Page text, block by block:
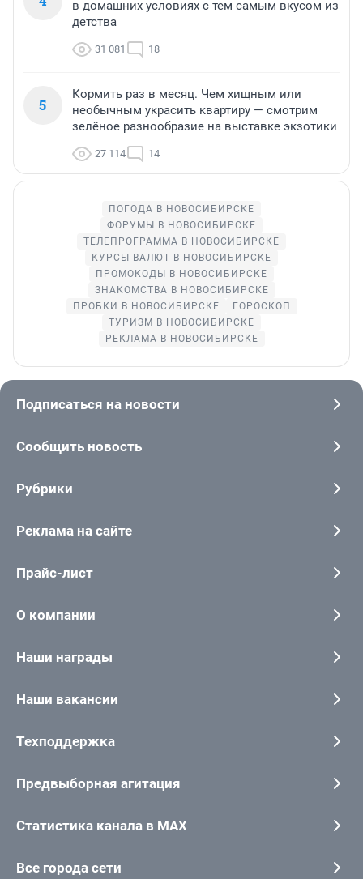
в домашних условиях с тем самым вкусом из
детства
31 081 18
5
Кормить раз в месяц. Чем хищным или
необычным украсить квартиру — смотрим
зелёное разнообразие на выставке экзотики
27 114 14
ПОГОДА В НОВОСИБИРСКЕ
ФОРУМЫ В НОВОСИБИРСКЕ
ТЕЛЕПРОГРАММА В НОВОСИБИРСКЕ
КУРСЫ ВАЛЮТ В НОВОСИБИРСКЕ
ПРОМОКОДЫ В НОВОСИБИРСКЕ
ЗНАКОМСТВА В НОВОСИБИРСКЕ
ПРОБКИ В НОВОСИБИРСКЕ
ГОРОСКОП
ТУРИЗМ В НОВОСИБИРСКЕ
РЕКЛАМА В НОВОСИБИРСКЕ
Подписаться на новости
Сообщить новость
Рубрики
Реклама на сайте
Прайс-лист
О компании
Наши награды
Наши вакансии
Техподдержка
Предвыборная агитация
Статистика канала в MAX
Все города сети